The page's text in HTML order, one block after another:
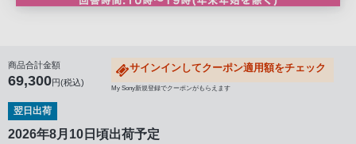
商品合計金額
69,300円(税込)
サインインしてクーポン適用額をチェック
My Sony新規登録でクーポンがもらえます
翌日出荷
2026年8月10日頃出荷予定